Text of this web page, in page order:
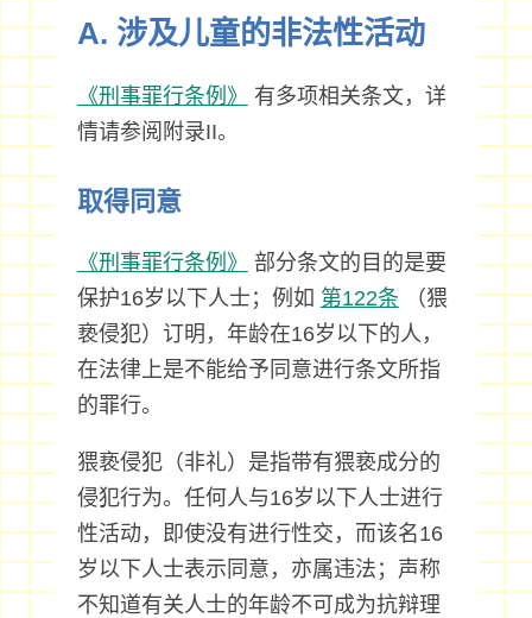
A. 涉及儿童的非法性活动
《刑事罪行条例》
有多项相关条文，详
情请参阅附录II。
取得同意
《刑事罪行条例》
部分条文的目的是要
保护16岁以下人士；例如 第122条（猥
亵侵犯）订明，年龄在16岁以下的人，
在法律上是不能给予同意进行条文所指
的罪行。
猥亵侵犯（非礼）是指带有猥亵成分的
侵犯行为。任何人与16岁以下人士进行
性活动，即使没有进行性交，而该名16
岁以下人士表示同意，亦属违法；声称
不知道有关人士的年龄不可成为抗辩理